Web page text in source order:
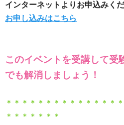
インターネットよりお申込みくだ
お申し込みはこちら
このイベントを受講して受
でも解消しましょう！
＊＊＊＊＊＊＊＊＊＊＊＊＊＊
＊＊＊＊＊＊＊